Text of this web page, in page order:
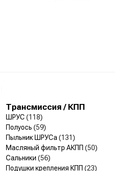
Трансмиссия / КПП
ШРУС (118)
Полуось (59)
Пыльник ШРУСа (131)
Масляный фильтр АКПП (50)
Сальники (56)
Подушки крепления КПП (23)